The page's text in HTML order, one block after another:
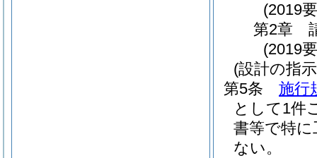
(2019
第2章
(2019
(設計の指
第5条
施行
として1件
書等で特
ない。